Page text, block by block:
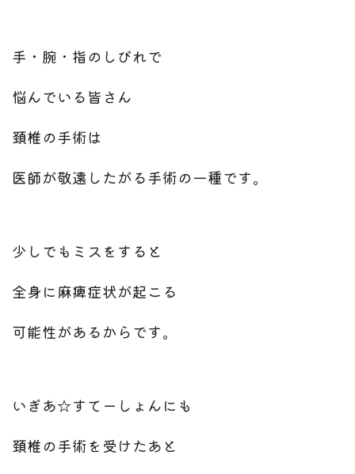
手・腕・指のしびれで
悩んでいる皆さん
頚椎の手術は
医師が敬遠したがる手術の一種です。
少しでもミスをすると
全身に麻痺症状が起こる
可能性があるからです。
いぎあ☆すてーしょんにも
頚椎の手術を受けたあと